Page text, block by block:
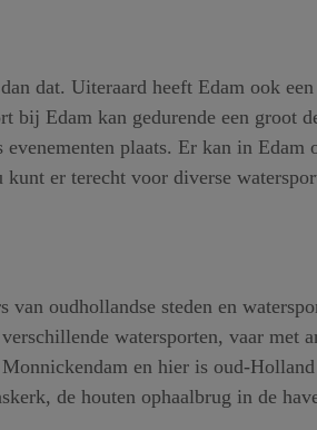
dat. Uiteraard heeft Edam ook
bij Edam kan gedurende een groot
plaats. Er kan in Edam
er terecht voor diverse
oudhollandse steden en
watersporten, vaar met
en hier is oud-
de houten ophaalbrug in de